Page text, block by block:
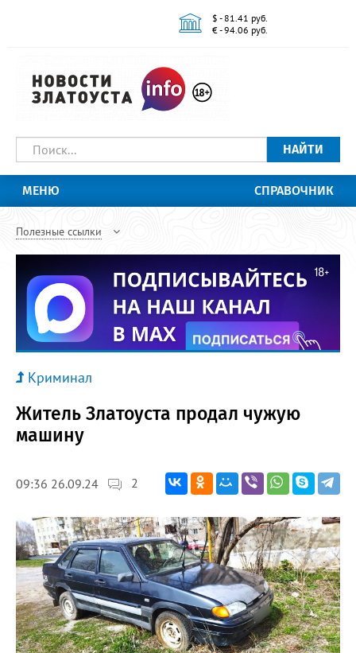
$ - 81.41 руб.
€ - 94.06 руб.
НАЙТИ
МЕНЮ СПРАВОЧНИК
Полезные ссылки
Криминал
Житель Златоуста продал чужую
машину
09:36 26.09.24 2